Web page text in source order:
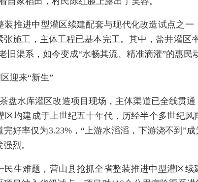
装推进中型灌区续建配套与现代化改造试点之一
张施工，主体工程已基本完工。其中，盐井灌区
旧渠系，如今变成“水畅其流、精准滴灌”的惠民
迎来“新生”
盘水库灌区改造项目现场，主体渠道已全线贯
区均建成于上世纪五十年代，历经半个多世纪
好率仅为3.23%，“上游水滔滔，下游浇不到”
烈。
民生难题，营山县抢抓全省整装推进中型灌区